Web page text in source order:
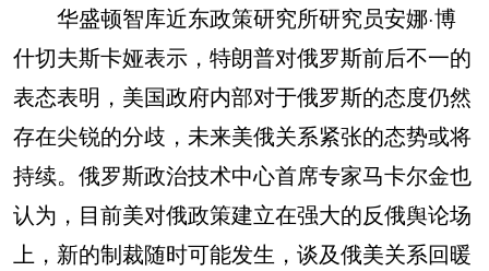
华盛顿智库近东政策研究所研究员安娜·博
什切夫斯卡娅表示，特朗普对俄罗斯前后不一的
表态表明，美国政府内部对于俄罗斯的态度仍然
存在尖锐的分歧，未来美俄关系紧张的态势或将
持续。俄罗斯政治技术中心首席专家马卡尔金也
认为，目前美对俄政策建立在强大的反俄舆论场
上，新的制裁随时可能发生，谈及俄美关系回暖